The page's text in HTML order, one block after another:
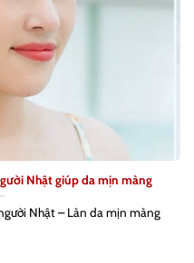
Nhật giúp da mịn màng
Nhật – Làn da mịn màng